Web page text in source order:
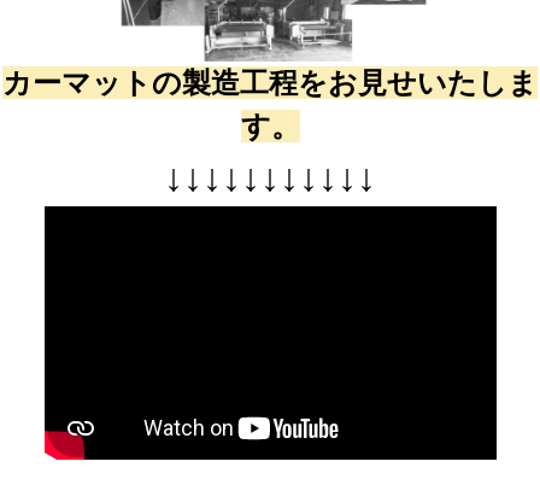
カーマットの製造工程をお見せいたしま
す。
↓ ↓ ↓ ↓ ↓ ↓ ↓ ↓ ↓ ↓ ↓